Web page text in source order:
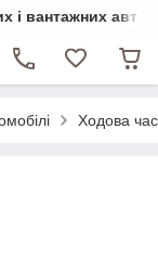
і вантажних
Ходова